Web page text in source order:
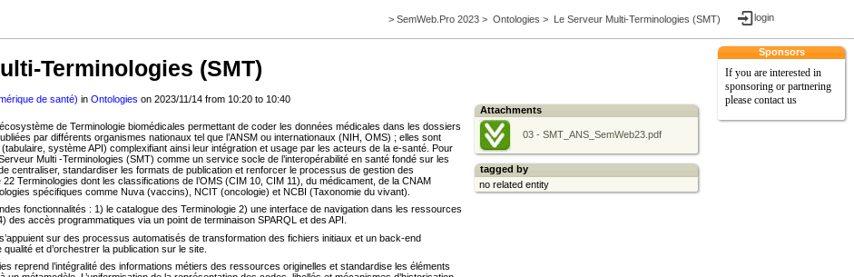
> SemWeb.Pro 2023 > Ontologies > Le Serveur Multi-Terminologies (SMT) login
Terminologies (SMT)
de santé) inOntologies on 2023/11/14 from 10:20 to 10:40
de Terminologie biomédicales permettant de coder les données médicales dans les dossiers
par différents organismes nationaux tel que l’ANSM ou internationaux (NIH, OMS) ; elles sont
système API) complexifiant ainsi leur intégration et usage par les acteurs de la e-santé. Pour
Multi -Terminologies (SMT) comme un service socle de l’interopérabilité en santé fondé sur les
centraliser, standardiser les formats de publication et renforcer le processus de gestion des
Terminologies dont les classifications de l’OMS (CIM 10, CIM 11), du médicament, de la CNAM
spécifiques comme Nuva (vaccins), NCIT (oncologie) et NCBI (Taxonomie du vivant).
fonctionnalités : 1) le catalogue des Terminologie 2) une interface de navigation dans les ressources
des accès programmatiques via un point de terminaison SPARQL et des API.
sur des processus automatisés de transformation des fichiers initiaux et un back-end
et d’orchestrer la publication sur le site.
reprend l’intégralité des informations métiers des ressources originelles et standardise les éléments
Attachments
03 - SMT_ANS_SemWeb23.pdf
tagged by
no related entity
Sponsors
If you are interested in
sponsoring or partnering
please contact us